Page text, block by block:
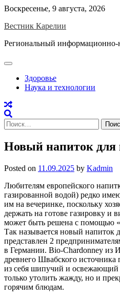
Skip
content
Воскресенье, 9 августа, 2026
Вестник Карелии
Региональный информационно-
Здоровье
Наука и технологии
Найти:
Новый напиток для
Posted on 11.09.2025 by Kadmin
Любителям европейского
газированной водой) редко
им на вечеринке, поскольку
держать на готове газировку и
может быть решена с помощью
Так называется новый напиток
представлен 2
в Германии. Bio-Chardonney из
древнего Швабского источника
из себя шипучий и
только утолить жажду, но и
горячим блюдам.